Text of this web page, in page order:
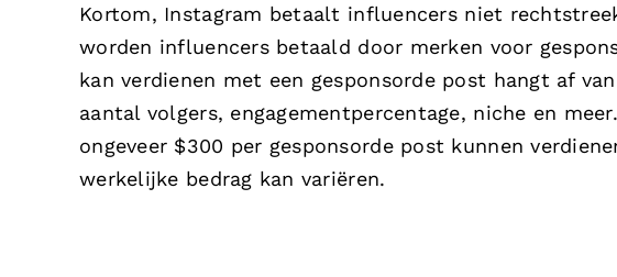
Kortom, Instagram betaalt influencers niet
worden influencers betaald door merken voor
kan verdienen met een gesponsorde post hangt af
aantal volgers, engagementpercentage, niche en
ongeveer $300 per gesponsorde post kunnen
werkelijke bedrag kan variëren.